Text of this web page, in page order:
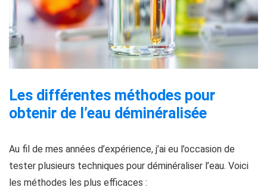
Les différentes méthodes pour
obtenir de l’eau déminéralisée
Au fil de mes années d’expérience, j’ai eu l’occasion de
tester plusieurs techniques pour déminéraliser l’eau. Voici
les méthodes les plus efficaces :